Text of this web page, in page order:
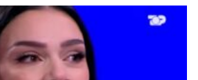
një rrëfim i ndjerë, një udhëtim
të reflektojë mbi kujtimet
Që në sekondat e...